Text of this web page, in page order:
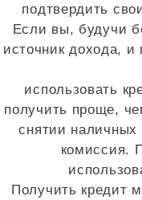
подтвердить
Если вы, будучи
источник дохода, и
использовать
получить проще,
снятии наличных
комиссия.
Получить кредит